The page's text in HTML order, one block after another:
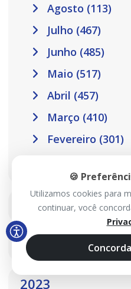
Agosto (113)
Julho (467)
Junho (485)
Maio (517)
Abril (457)
Março (410)
Fevereiro (301)
2025
2024
2023
🍪
Utilizamos cookies para
continuar, você